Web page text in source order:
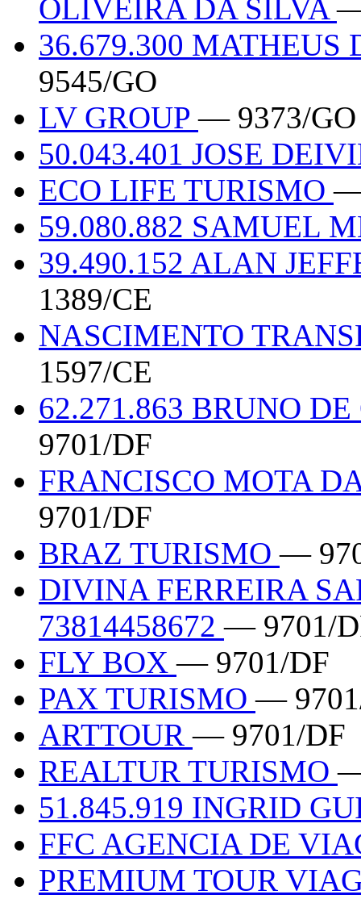
OLIVEIRA DA SILVA
36.679.300
9545/GO
LV GROUP— 9373/GO
50.043.401 JOSE
ECO LIFE TURISMO—
59.080.882 SAMUEL
39.490.152 ALAN
1389/CE
NASCIMENTO
1597/CE
62.271.863 BRUNO
9701/DF
FRANCISCO MOTA
9701/DF
BRAZ TURISMO—
DIVINA FERREIRA
73814458672— 9701/
FLY BOX— 9701/DF
PAX TURISMO—
ARTTOUR— 9701/DF
REALTUR TURISMO
51.845.919 INGRID
FFC AGENCIA DE
PREMIUM TOUR